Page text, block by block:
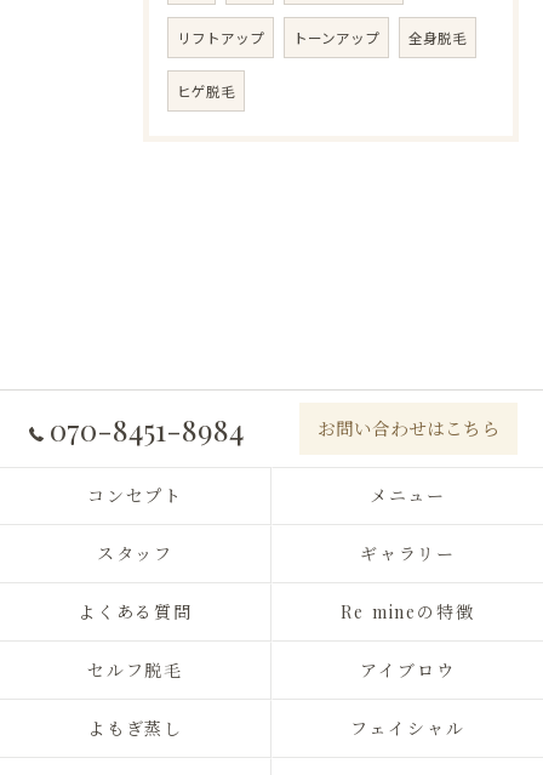
リフトアップ トーンアップ 全身脱毛
ヒゲ脱毛
070-8451-8984 お問い合わせはこちら
コンセプト メニュー
スタッフ ギャラリー
よくある質問 Re mineの特徴
セルフ脱毛 アイブロウ
よもぎ蒸し フェイシャル